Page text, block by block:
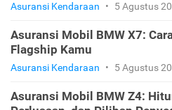
Asuransi Kendaraan • 5 Agustus
Asuransi Mobil BMW X7:
Flagship Kamu
Asuransi Kendaraan • 5 Agustus
Asuransi Mobil BMW Z4: